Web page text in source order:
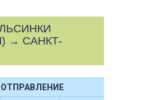
→ САНКТ-
ОТПРАВЛЕНИЕ